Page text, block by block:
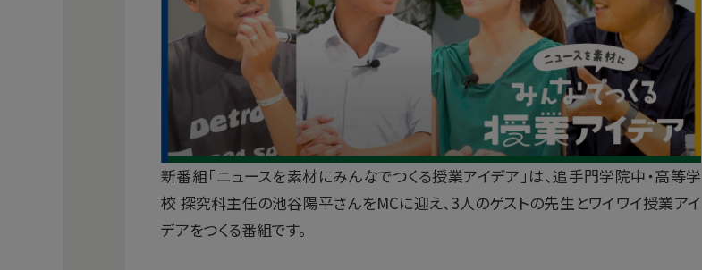
新番組「ニュースを素材にみんなでつくる授業アイデア」は、追手門学院中・高等学
校 探究科主任の池谷陽平さんをMCに迎え、3人のゲストの先生とワイワイ授業アイ
デアをつくる番組です。